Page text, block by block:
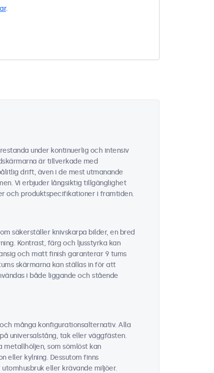
.
under kontinuerlig och intensiv
är tillverkade med
drift, även i de mest utmanande
Vi erbjuder långsiktig tillgänglighet
och produktspecifikationer i framtiden.
säkerställer knivskarpa bilder, en bred
Kontrast, färg och ljusstyrka kan
och matt finish garanterar 9 tums
skärmarna kan ställas in för att
i både liggande och stående
många konfigurationsalternativ. Alla
universalstång, tak eller väggfästen.
metallhöljen, som sömlöst kan
eller kylning. Dessutom finns
eller krävande miljöer.